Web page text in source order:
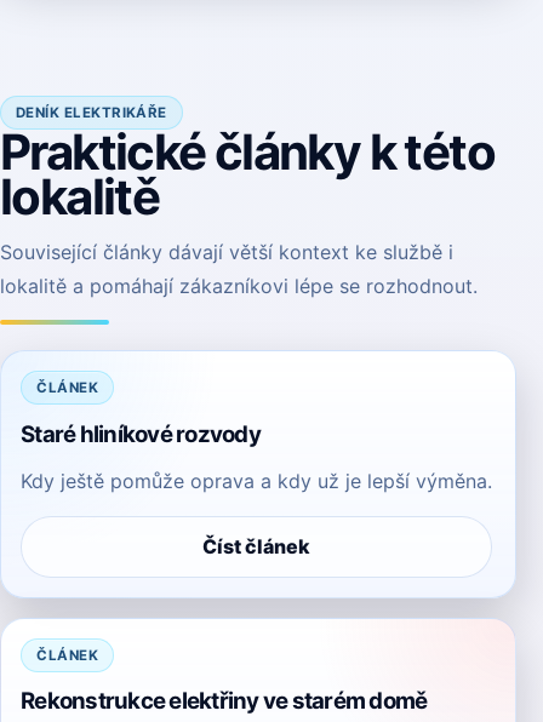
DENÍK ELEKTRIKÁŘE
Praktické články k této
lokalitě
Související články dávají větší kontext ke službě i
lokalitě a pomáhají zákazníkovi lépe se rozhodnout.
ČLÁNEK
Staré hliníkové rozvody
Kdy ještě pomůže oprava a kdy už je lepší výměna.
Číst článek
ČLÁNEK
Rekonstrukce elektřiny ve starém domě